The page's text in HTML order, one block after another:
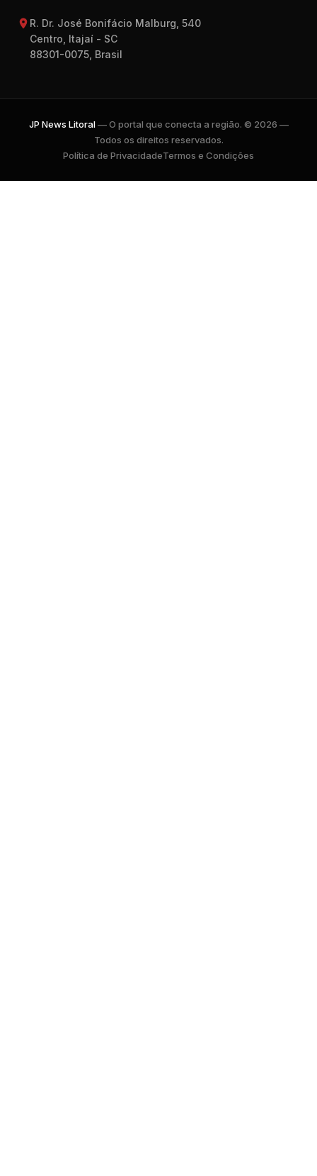
R. Dr. José Bonifácio Malburg, 540
Centro, Itajaí - SC
88301-0075, Brasil
JP News Litoral— O portal que conecta a região. © 2026 —
Todos os direitos reservados.
Política de PrivacidadeTermos e Condições